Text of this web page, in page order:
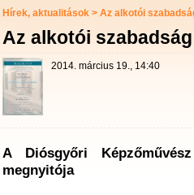
Hírek, aktualitások > Az alkotói
Az alkotói
2014. március 19., 14:40
A Diósgyőri
megnyitója